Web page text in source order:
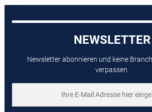
NEWSLETTER
Newsletter abonnieren und keine
verpassen.